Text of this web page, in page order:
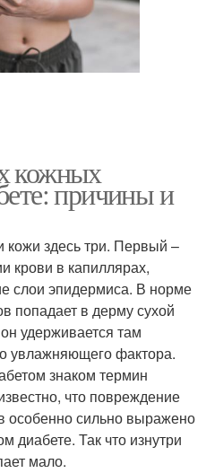
кожных
причины и
кожи здесь три. Первый –
крови в капиллярах,
слои эпидермиса. В норме
попадает в дерму сухой
удерживается там
увлажняющего фактора.
знаком термин
что повреждение
особенно сильно выражено
диабете. Так что изнутри
мало.